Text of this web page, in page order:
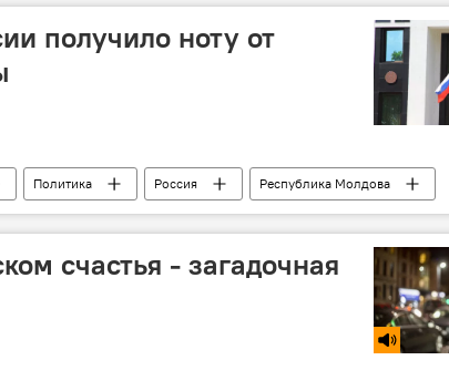
получило ноту от
Политика Россия
Республика Молдова
Додон граница обыски
чиновники
счастья - загадочная